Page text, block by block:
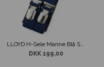
LLOYD H-Sele Marine Blå Smal
DKK 199,00